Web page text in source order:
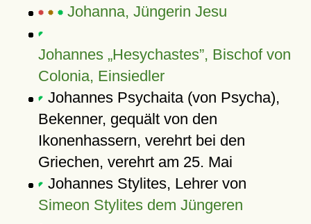
Johanna, Jüngerin Jesu
Johannes „Hesychastes”, Bischof von
Colonia, Einsiedler
Johannes Psychaita (von Psycha),
Bekenner, gequält von den
Ikonenhassern, verehrt bei den
Griechen, verehrt am 25. Mai
Johannes Stylites, Lehrer von
Simeon Stylites dem Jüngeren